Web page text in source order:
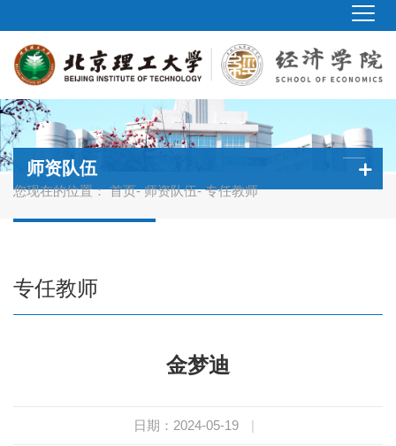
您现在的位置：首页-师资队伍- 专任教师
师资队伍
专任教师
金梦迪
日期：2024-05-19 |